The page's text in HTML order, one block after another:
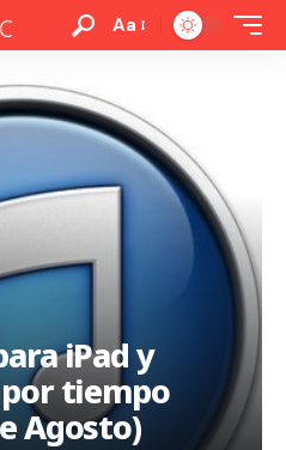
Aa
iPad y
tiempo
Agosto)